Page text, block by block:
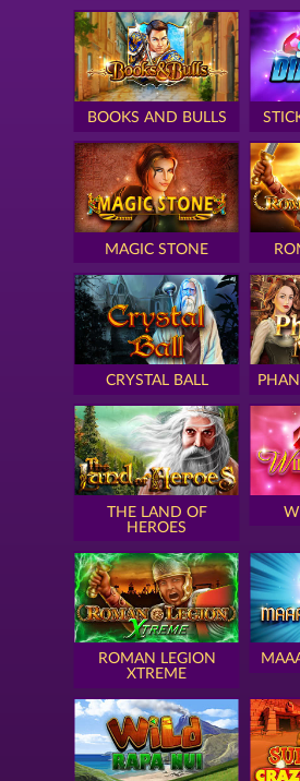
BOOKS AND BULLS
MAGIC STONE
CRYSTAL BALL
THE LAND OF
HEROES
ROMAN LEGION
XTREME